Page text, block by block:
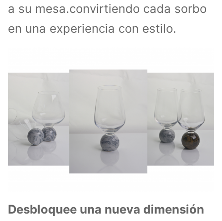
a su mesa.convirtiendo cada sorbo
en una experiencia con estilo.
Desbloquee una nueva dimensión